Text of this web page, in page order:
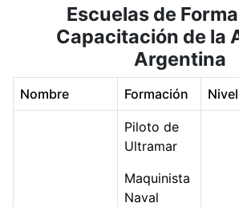
Escuelas de
Capacitación de la
Argentina
Nombre Formación Nivel
Piloto de
Ultramar
Maquinista
Naval